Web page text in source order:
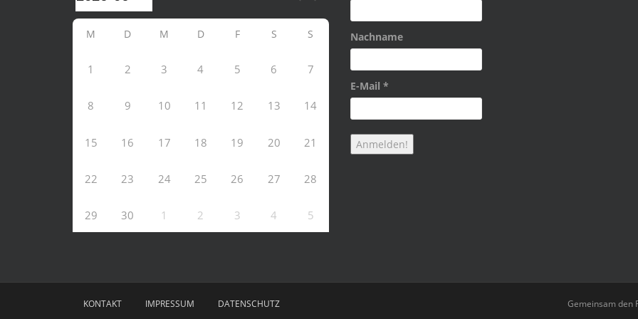
M D M D F S S
1 2 3 4 5 6 7
8 9 10 11 12 13 14
15 16 17 18 19 20 21
22 23 24 25 26 27 28
29 30 1 2 3 4 5
Nachname
E-Mail *
KONTAKT IMPRESSUM DATENSCHUTZ Gemeinsam den